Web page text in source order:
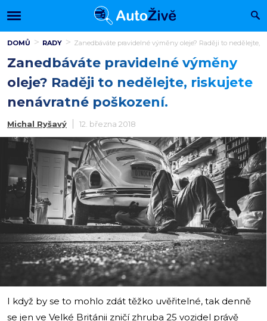
DOMŮ RADY Zanedbáváte pravidelné výměny oleje? Raději to nedělejte,
Zanedbáváte pravidelné výměny
oleje? Raději to nedělejte, riskujete
nenávratné poškození.
Michal Ryšavý 12. března 2018
I když by se to mohlo zdát těžko uvěřitelné, tak denně
se jen ve Velké Británii zničí zhruba 25 vozidel právě